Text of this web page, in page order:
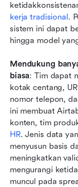
kerja tradisional .
sistem ini dapat
hingga model
Mendukung
biasa: Tim dapat
kotak centang,
nomor telepon,
ini membuat
konten, tim
HR. Jenis data
menyusun basis
meningkatkan
mengurangi
muncul pada